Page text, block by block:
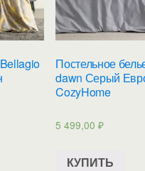
Постельное
dawn Серый
CozyHome
5 499,00₽
КУПИТЬ